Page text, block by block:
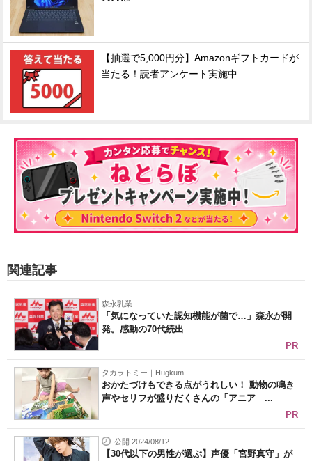
【抽選で5,000円分】Amazonギフトカードが
当たる！読者アンケート実施中
関連記事
森永乳業
「気になっていた認知機能が菌で…」森永が開
発。感動の70代続出
PR
タカラトミー｜Hugkum
おかたづけもできる点がうれしい！ 動物の鳴き
声やセリフが盛りだくさんの「アニア ...
PR
公開 2024/08/12
【30代以下の男性が選ぶ】声優「宮野真守」が